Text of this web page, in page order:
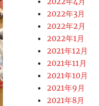
2022年3月
2022年2月
2022年1月
2021年12月
2021年11月
2021年10月
2021年9月
2021年8月